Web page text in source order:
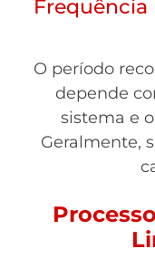
Frequência
O período
depende
sistema e
Geralmente,